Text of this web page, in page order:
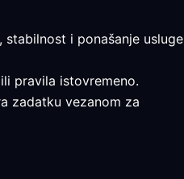
i ponašanje usluge
pravila istovremeno.
zadatku vezanom za